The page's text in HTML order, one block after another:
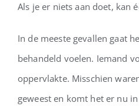
Als je er niets aan doet, kan
In de meeste gevallen gaat
behandeld voelen. Iemand
oppervlakte. Misschien
geweest en komt het er nu